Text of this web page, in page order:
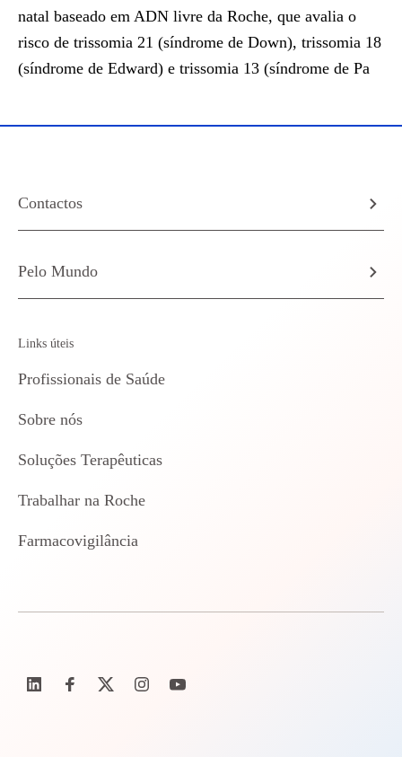
natal baseado em ADN livre da Roche, que avalia o
risco de trissomia 21 (síndrome de Down), trissomia 18
(síndrome de Edward) e trissomia 13 (síndrome de Pa
Contactos
Pelo Mundo
Links úteis
Profissionais de Saúde
Sobre nós
Soluções Terapêuticas
Trabalhar na Roche
Farmacovigilância